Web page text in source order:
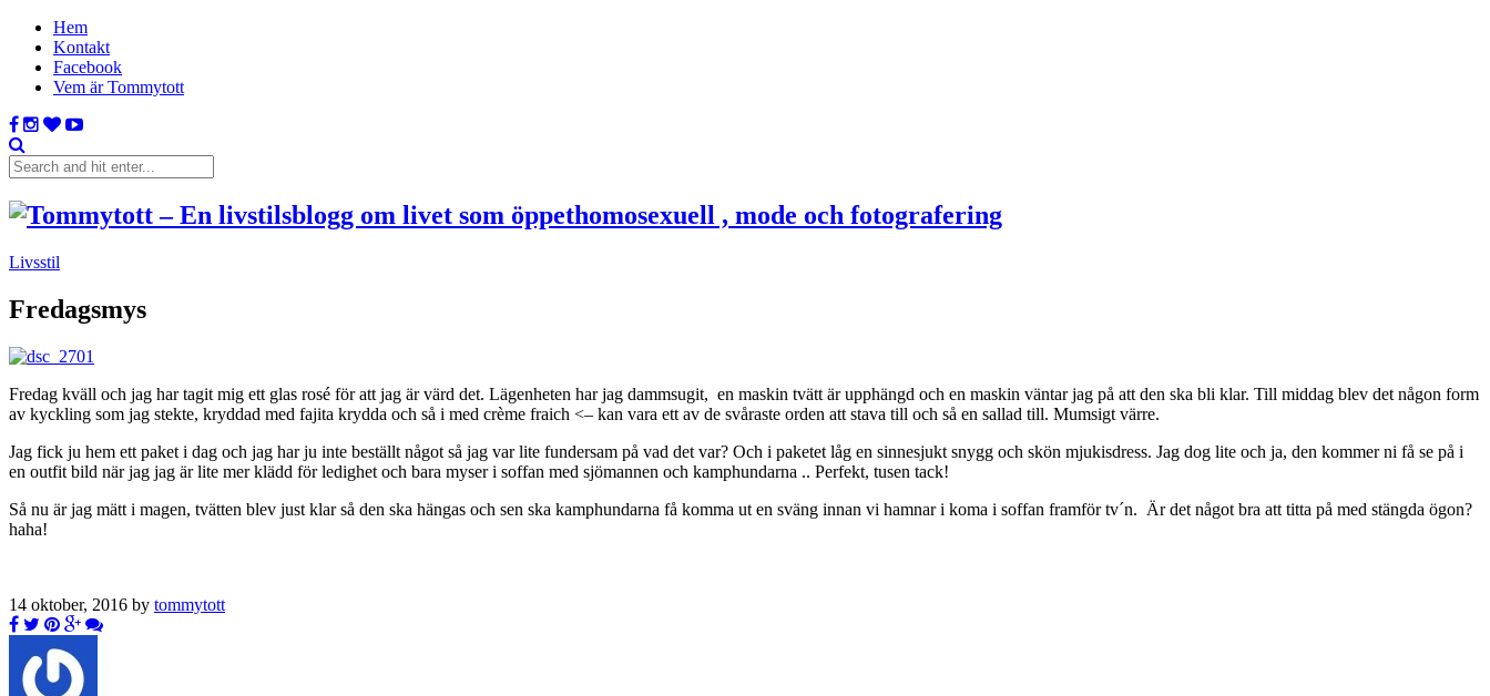
Hem
Kontakt
Facebook
Vem är Tommytott
Livsstil
Fredagsmys
Fredag kväll och jag har tagit mig ett glas rosé för att jag är värd det. Lägenheten har jag dammsugit, en maskin tvätt är upphängd och en maskin väntar jag på att den ska bli klar. Till middag blev det någon form
av kyckling som jag stekte, kryddad med fajita krydda och så i med crème fraich <– kan vara ett av de svåraste orden att stava till och så en sallad till. Mumsigt värre.
Jag fick ju hem ett paket i dag och jag har ju inte beställt något så jag var lite fundersam på vad det var? Och i paketet låg en sinnesjukt snygg och skön mjukisdress. Jag dog lite och ja, den kommer ni få se på i
en outfit bild när jag jag är lite mer klädd för ledighet och bara myser i soffan med sjömannen och kamphundarna .. Perfekt, tusen tack!
Så nu är jag mätt i magen, tvätten blev just klar så den ska hängas och sen ska kamphundarna få komma ut en sväng innan vi hamnar i koma i soffan framför tv´n. Är det något bra att titta på med stängda ögon?
haha!
14 oktober, 2016 by tommytott